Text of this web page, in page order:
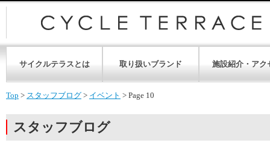
サイクルテラスとは 取り扱いブランド 施設紹介・アク
Top > スタッフブログ > イベント > Page 10
スタッフブログ